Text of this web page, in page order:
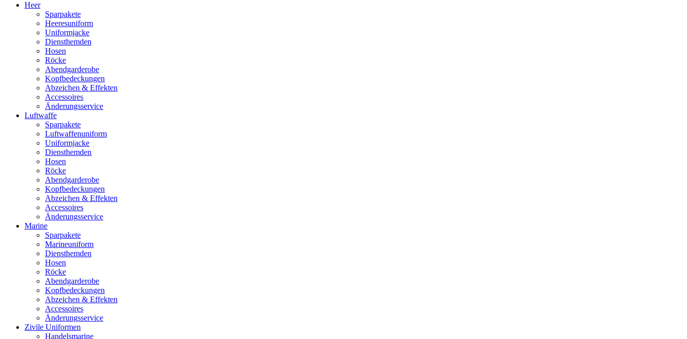
Heer
Sparpakete
Heeresuniform
Uniformjacke
Diensthemden
Hosen
Röcke
Abendgarderobe
Kopfbedeckungen
Abzeichen & Effekten
Accessoires
Änderungsservice
Luftwaffe
Sparpakete
Luftwaffenuniform
Uniformjacke
Diensthemden
Hosen
Röcke
Abendgarderobe
Kopfbedeckungen
Abzeichen & Effekten
Accessoires
Änderungsservice
Marine
Sparpakete
Marineuniform
Diensthemden
Hosen
Röcke
Abendgarderobe
Kopfbedeckungen
Abzeichen & Effekten
Accessoires
Änderungsservice
Zivile Uniformen
Handelsmarine